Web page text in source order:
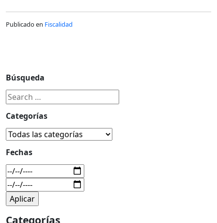
Publicado en Fiscalidad
Búsqueda
Categorías
Fechas
Categorías